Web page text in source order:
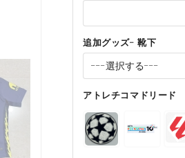
追加グッズ- 靴下
アトレチコマドリード